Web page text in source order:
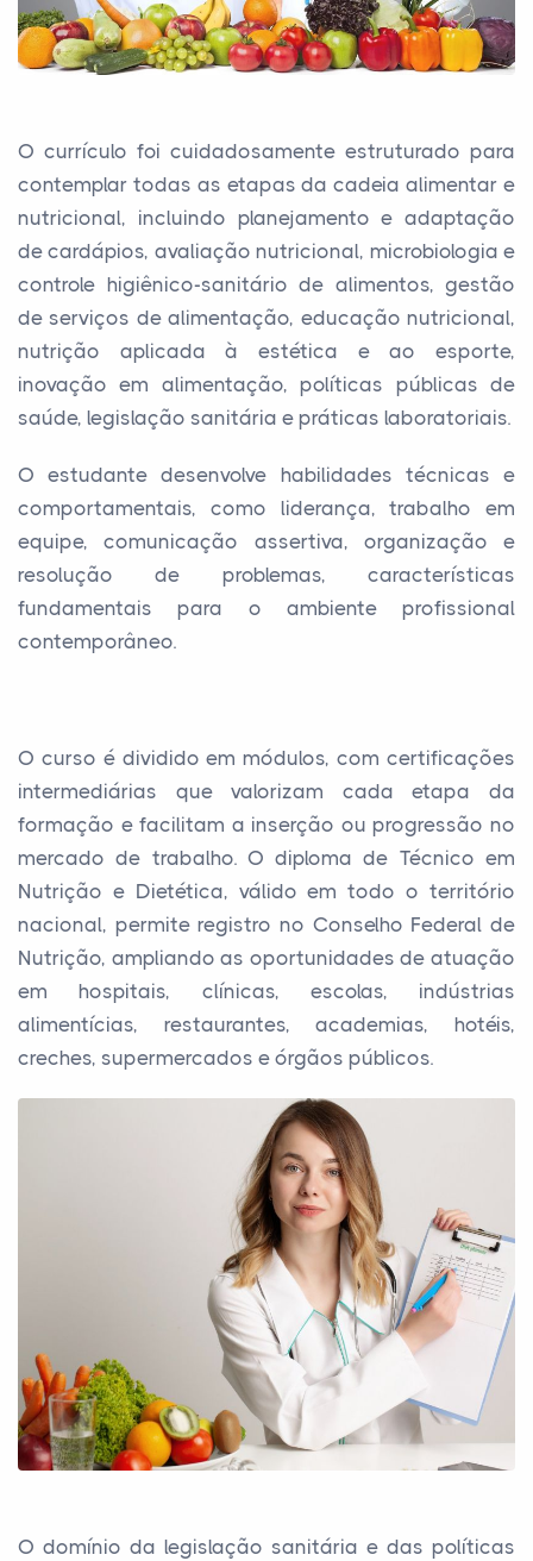
O currículo foi cuidadosamente estruturado para
contemplar todas as etapas da cadeia alimentar e
nutricional, incluindo planejamento e adaptação
de cardápios, avaliação nutricional, microbiologia e
controle higiênico-sanitário de alimentos, gestão
de serviços de alimentação, educação nutricional,
nutrição aplicada à estética e ao esporte,
inovação em alimentação, políticas públicas de
saúde, legislação sanitária e práticas laboratoriais.
O estudante desenvolve habilidades técnicas e
comportamentais, como liderança, trabalho em
equipe, comunicação assertiva, organização e
resolução de problemas, características
fundamentais para o ambiente profissional
contemporâneo.
O curso é dividido em módulos, com certificações
intermediárias que valorizam cada etapa da
formação e facilitam a inserção ou progressão no
mercado de trabalho. O diploma de Técnico em
Nutrição e Dietética, válido em todo o território
nacional, permite registro no Conselho Federal de
Nutrição, ampliando as oportunidades de atuação
em hospitais, clínicas, escolas, indústrias
alimentícias, restaurantes, academias, hotéis,
creches, supermercados e órgãos públicos.
O domínio da legislação sanitária e das políticas